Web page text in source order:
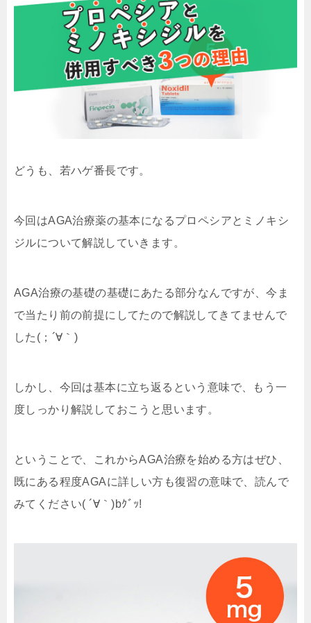
どうも、若ハゲ番長です。
今回はAGA治療薬の基本になるプロペシアとミノキシ
ジルについて解説していきます。
AGA治療の基礎の基礎にあたる部分なんですが、今ま
で当たり前の前提にしてたので解説してきてませんで
した(；´∀｀)
しかし、今回は基本に立ち返るという意味で、もう一
度しっかり解説しておこうと思います。
ということで、これからAGA治療を始める方はぜひ、
既にある程度AGAに詳しい方も復習の意味で、読んで
みてください( ´∀｀)bｸﾞｯ!